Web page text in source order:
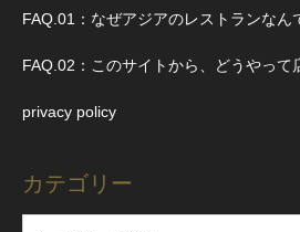
FAQ.01：なぜアジアのレストランなん
FAQ.02：このサイトから、どうやって
privacy policy
カテゴリー